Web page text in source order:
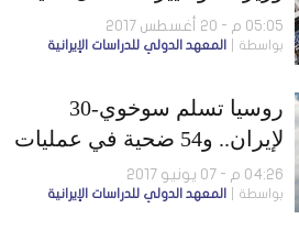
الجوية
05:05 م - 20 أغسطس 2017
بواسطة المعهد الدولي للدراسات الإيرانية
روسيا تسلم سوخوي-30
لإيران.. و54 ضحية في عمليات
طهران المسلحة
04:26 م - 07 يونيو 2017
بواسطة المعهد الدولي للدراسات الإيرانية